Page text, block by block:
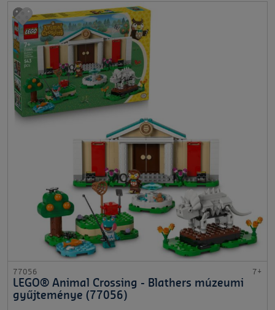
77056 7+
LEGO® Animal Crossing - Blathers múzeumi
gyűjteménye (77056)